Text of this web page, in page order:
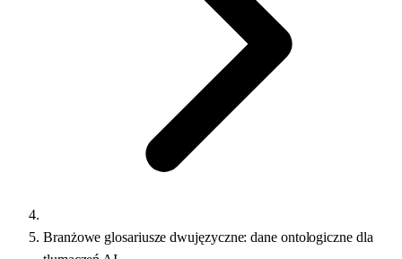
Branżowe glosariusze dwujęzyczne: dane ontologiczne dla